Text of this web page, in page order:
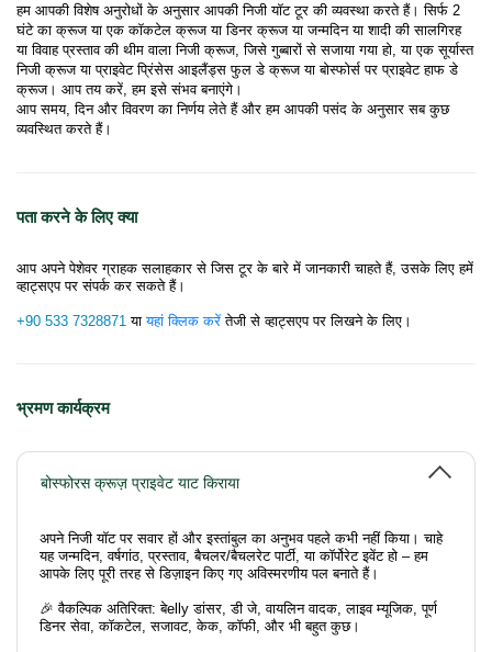
हम आपकी विशेष अनुरोधों के अनुसार आपकी निजी यॉट टूर की व्यवस्था करते हैं। सिर्फ 2
घंटे का क्रूज या एक कॉकटेल क्रूज या डिनर क्रूज या जन्मदिन या शादी की सालगिरह
या विवाह प्रस्ताव की थीम वाला निजी क्रूज, जिसे गुब्बारों से सजाया गया हो, या एक सूर्यास्त
निजी क्रूज या प्राइवेट प्रिंसेस आइलैंड्स फुल डे क्रूज या बोस्फोर्स पर प्राइवेट हाफ डे
क्रूज। आप तय करें, हम इसे संभव बनाएंगे।
आप समय, दिन और विवरण का निर्णय लेते हैं और हम आपकी पसंद के अनुसार सब कुछ
व्यवस्थित करते हैं।
पता करने के लिए क्या
आप अपने पेशेवर ग्राहक सलाहकार से जिस टूर के बारे में जानकारी चाहते हैं, उसके लिए हमें
व्हाट्सएप पर संपर्क कर सकते हैं।
+90 533 7328871 यायहां क्लिक करें तेजी से व्हाट्सएप पर लिखने के लिए।
भ्रमण कार्यक्रम
बोस्फोरस क्रूज़ प्राइवेट याट किराया
अपने निजी यॉट पर सवार हों और इस्तांबुल का अनुभव पहले कभी नहीं किया। चाहे
यह जन्मदिन, वर्षगांठ, प्रस्ताव, बैचलर/बैचलरेट पार्टी, या कॉर्पोरेट इवेंट हो – हम
आपके लिए पूरी तरह से डिज़ाइन किए गए अविस्मरणीय पल बनाते हैं।
🎉 वैकल्पिक अतिरिक्त: बेelly डांसर, डी जे, वायलिन वादक, लाइव म्यूजिक, पूर्ण
डिनर सेवा, कॉकटेल, सजावट, केक, कॉफी, और भी बहुत कुछ।